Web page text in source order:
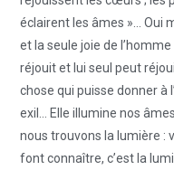
éclairent les âmes »… Oui
et la seule joie de
réjouit et lui seul peut
chose qui puisse donner à
exil… Elle illumine nos
nous trouvons la lumière :
font connaître, c’est la